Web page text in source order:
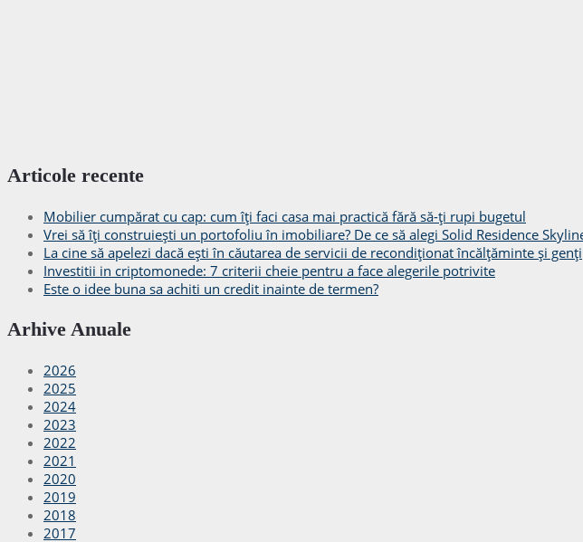
Articole recente
Mobilier cumpărat cu cap: cum îți faci casa mai practică fără să-ți rupi bugetul
Vrei să îți construiești un portofoliu în imobiliare? De ce să alegi Solid Residence
La cine să apelezi dacă ești în căutarea de servicii de recondiționat încălțăminte și genți
Investitii in criptomonede: 7 criterii cheie pentru a face alegerile potrivite
Este o idee buna sa achiti un credit inainte de termen?
Arhive Anuale
2026
2025
2024
2023
2022
2021
2020
2019
2018
2017